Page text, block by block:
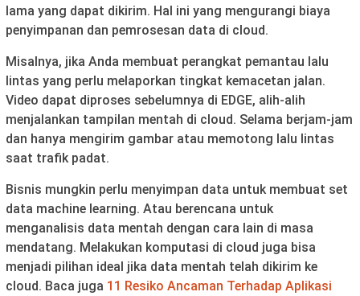
lama yang dapat dikirim. Hal ini yang mengurangi biaya
penyimpanan dan pemrosesan data di cloud.
Misalnya, jika Anda membuat perangkat pemantau lalu
lintas yang perlu melaporkan tingkat kemacetan jalan.
Video dapat diproses sebelumnya di EDGE, alih-alih
menjalankan tampilan mentah di cloud. Selama berjam-jam
dan hanya mengirim gambar atau memotong lalu lintas
saat trafik padat.
Bisnis mungkin perlu menyimpan data untuk membuat set
data machine learning. Atau berencana untuk
menganalisis data mentah dengan cara lain di masa
mendatang. Melakukan komputasi di cloud juga bisa
menjadi pilihan ideal jika data mentah telah dikirim ke
cloud. Baca juga 11 Resiko Ancaman Terhadap Aplikasi